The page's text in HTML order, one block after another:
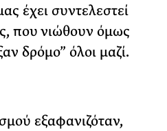
έχει συντελεστεί
που νιώθουν όμως
δρόμο” όλοι μαζί.
εξαφανιζόταν,